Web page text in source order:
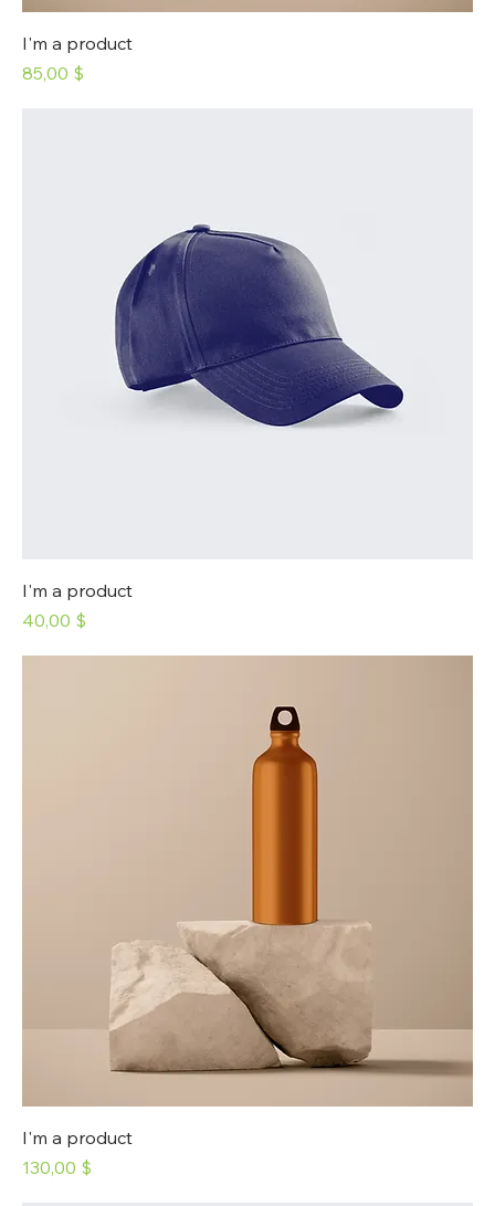
I'm a product
Prix
85,00 $
I'm a product
Prix
40,00 $
I'm a product
Prix
130,00 $